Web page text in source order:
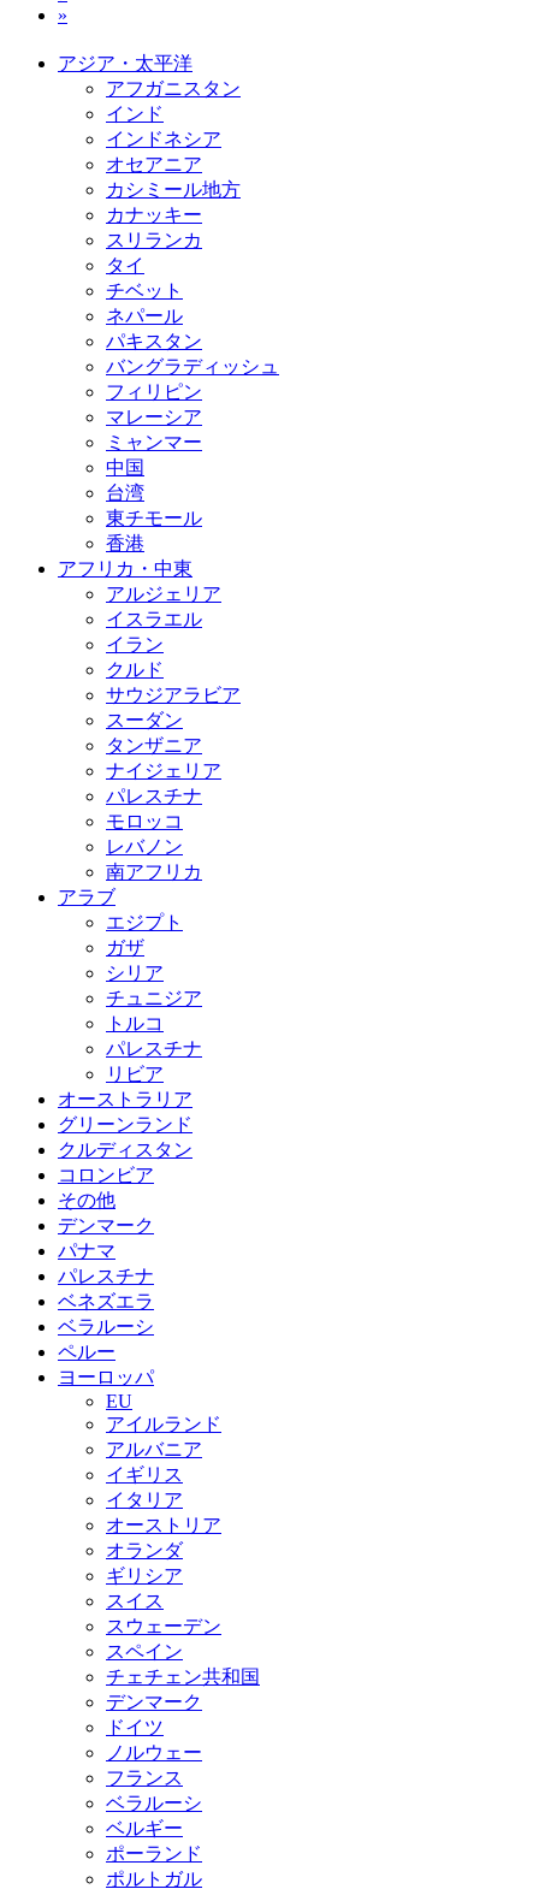
ー
ジ
ー
定
ー
»
アジア・太平洋
アフガニスタン
インド
インドネシア
オセアニア
カシミール地方
カナッキー
スリランカ
タイ
チベット
ネパール
パキスタン
バングラディッシュ
フィリピン
マレーシア
ミャンマー
中国
台湾
東チモール
香港
アフリカ・中東
アルジェリア
イスラエル
イラン
クルド
サウジアラビア
スーダン
タンザニア
ナイジェリア
パレスチナ
モロッコ
レバノン
南アフリカ
アラブ
エジプト
ガザ
シリア
チュニジア
トルコ
パレスチナ
リビア
オーストラリア
グリーンランド
クルディスタン
コロンビア
その他
デンマーク
パナマ
パレスチナ
ベネズエラ
ベラルーシ
ペルー
ヨーロッパ
EU
アイルランド
アルバニア
イギリス
イタリア
オーストリア
オランダ
ギリシア
スイス
スウェーデン
スペイン
チェチェン共和国
デンマーク
ドイツ
ノルウェー
フランス
ベラルーシ
ベルギー
ポーランド
ポルトガル